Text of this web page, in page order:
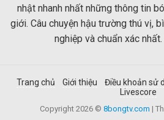
nhật nhanh nhất những thông tin
giới. Câu chuyện hậu trường thú vị,
nghiệp và chuẩn xác
Trang chủ Giới thiệu Điều khoản sử
Livescore
Copyright 2026 © 8bongtv.com |